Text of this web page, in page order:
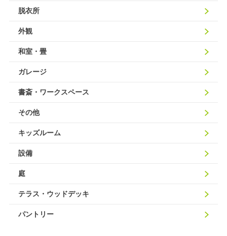
脱衣所
外観
和室・畳
ガレージ
書斎・ワークスペース
その他
キッズルーム
設備
庭
テラス・ウッドデッキ
パントリー